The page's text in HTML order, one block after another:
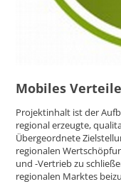
Mobiles
Projektinhalt ist der
regional erzeugte,
Übergeordnete
regionalen
und -Vertrieb zu
regionalen Marktes